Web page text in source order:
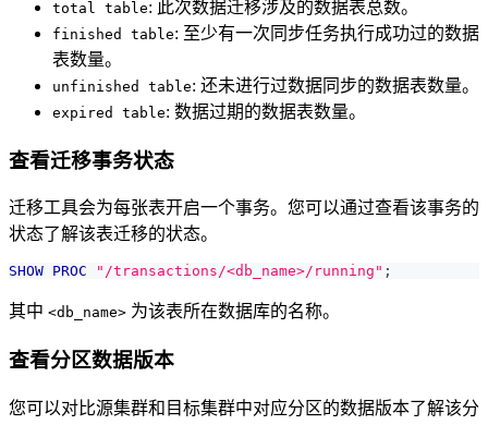
total table: 此次数据迁移涉及的数据表总数。
finished table: 至少有一次同步任务执行成功过的数据
表数量。
unfinished table: 还未进行过数据同步的数据表数量。
expired table: 数据过期的数据表数量。
查看迁移事务状态
迁移工具会为每张表开启一个事务。您可以通过查看该事务的
状态了解该表迁移的状态。
SHOW PROC "/transactions/<db_name>/running" ;
其中 <db_name> 为该表所在数据库的名称。
查看分区数据版本
您可以对比源集群和目标集群中对应分区的数据版本了解该分